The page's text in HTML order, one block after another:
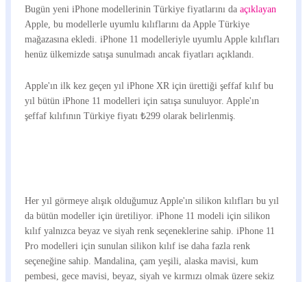
Bugün yeni iPhone modellerinin Türkiye fiyatlarını da açıklayan
Apple, bu modellerle uyumlu kılıflarını da Apple Türkiye
mağazasına ekledi. iPhone 11 modelleriyle uyumlu Apple kılıfları
henüz ülkemizde satışa sunulmadı ancak fiyatları açıklandı.
Apple'ın ilk kez geçen yıl iPhone XR için ürettiği şeffaf kılıf bu
yıl bütün iPhone 11 modelleri için satışa sunuluyor. Apple'ın
şeffaf kılıfının Türkiye fiyatı ₺299 olarak belirlenmiş.
Her yıl görmeye alışık olduğumuz Apple'ın silikon kılıfları bu yıl
da bütün modeller için üretiliyor. iPhone 11 modeli için silikon
kılıf yalnızca beyaz ve siyah renk seçeneklerine sahip. iPhone 11
Pro modelleri için sunulan silikon kılıf ise daha fazla renk
seçeneğine sahip. Mandalina, çam yeşili, alaska mavisi, kum
pembesi, gece mavisi, beyaz, siyah ve kırmızı olmak üzere sekiz